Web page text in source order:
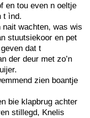
en tou even n oeltje
t ìnd.
wachten, was wis
stuutsiekoor en pet
dat t
der deur met zo’n
zien boantje
bie klapbrug achter
stillegd, Knelis